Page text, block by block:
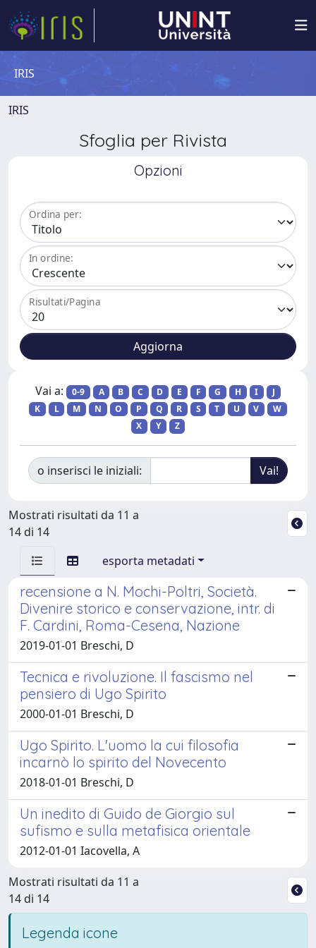
IRIS
IRIS
Sfoglia per Rivista
Opzioni
Ordina per:
In ordine:
Risultati/Pagina
Vai a: 0-9 A B C D E F G H I
J
K
L M N O P Q R S T U V
W
X
Y Z
o inserisci le iniziali:
Mostrati risultati da 11 a
14 di 14
esporta metadati
recensione a N. Mochi-Poltri, Società.
Divenire storico e conservazione, intr. di
F. Cardini, Roma-Cesena, Nazione
2019-01-01 Breschi, D
Tecnica e rivoluzione. Il fascismo nel
pensiero di Ugo Spirito
2000-01-01 Breschi, D
Ugo Spirito. L'uomo la cui filosofia
incarnò lo spirito del Novecento
2018-01-01 Breschi, D
Un inedito di Guido de Giorgio sul
sufismo e sulla metafisica orientale
2012-01-01 Iacovella, A
Mostrati risultati da 11 a
14 di 14
Legenda icone